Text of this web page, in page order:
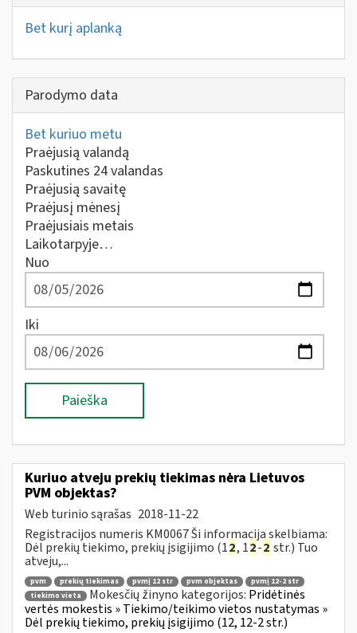
Bet kurį aplanką
Parodymo data
Bet kuriuo metu
Praėjusią valandą
Paskutines 24 valandas
Praėjusią savaitę
Praėjusį mėnesį
Praėjusiais metais
Laikotarpyje…
Nuo
Iki
Paieška
Kuriuo atveju prekių tiekimas nėra Lietuvos
PVM objektas?
Web turinio sąrašas 2018-11-22
Registracijos numeris KM0067 Ši informacija skelbiama:
Dėl prekių tiekimo, prekių įsigijimo (12, 12-2 str.) Tuo
atveju,...
pvm prekių tiekimas pvmį 12 str pvm objektas
pvmį 12-2 str
tiekimo vieta
Mokesčių žinyno kategorijos: Pridėtinės
vertės mokestis » Tiekimo/teikimo vietos nustatymas »
Dėl prekių tiekimo, prekių įsigijimo (12, 12-2 str.)